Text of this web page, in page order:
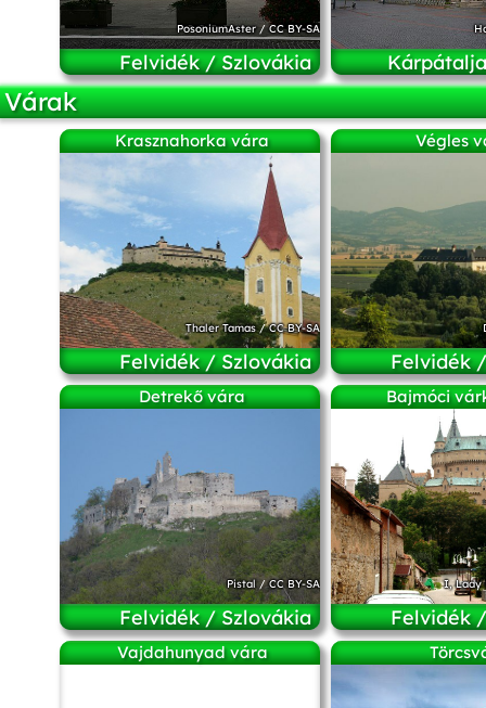
PosoniumAster/CC BY-SA
Felvidék / Szlovákia
Várak
Krasznahorka vára
Thaler Tamas/CC BY-SA
Felvidék / Szlovákia
Végles
Felvidék
Detrekő vára
Pistal/CC BY-SA
Felvidék / Szlovákia
Bajmóci
I, Lady
Felvidék
Vajdahunyad vára